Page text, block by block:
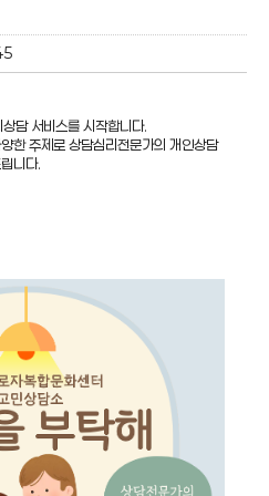
담 서비스를 시작합니다.
한 주제로 상담심리전문가의 개인상담
니다.